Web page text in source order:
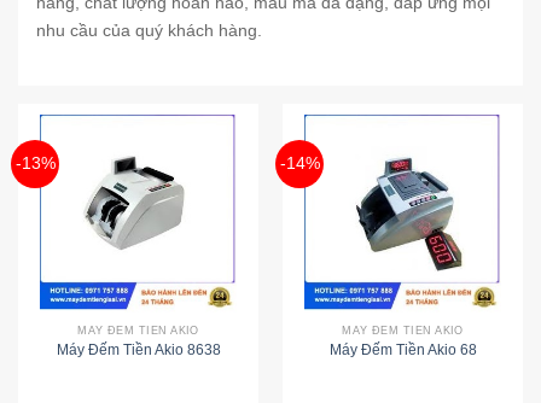
nhu cầu của quý khách hàng.
-13%
MÁY ĐẾM TIỀN AKIO
Máy Đếm Tiền Akio 8638
-14%
MÁY ĐẾM TIỀN AKIO
Máy Đếm Tiền Akio 68